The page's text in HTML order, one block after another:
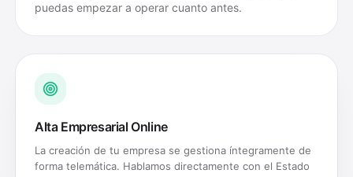
puedas empezar a operar cuanto antes.
Alta Empresarial Online
La creación de tu empresa se gestiona íntegramente de
forma telemática. Hablamos directamente con el Estado